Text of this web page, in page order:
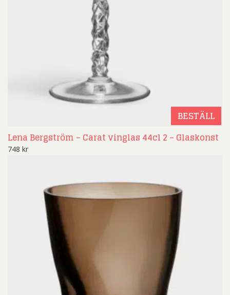
BESTÄLL
Lena Bergström – Carat vinglas 44cl 2 – Glaskonst
748 kr